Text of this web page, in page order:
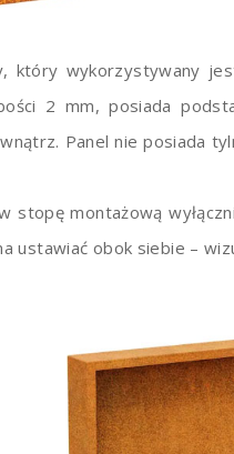
który wykorzystywany
2 mm, posiada
Panel nie posiada
montażową
ustawiać obok siebie –